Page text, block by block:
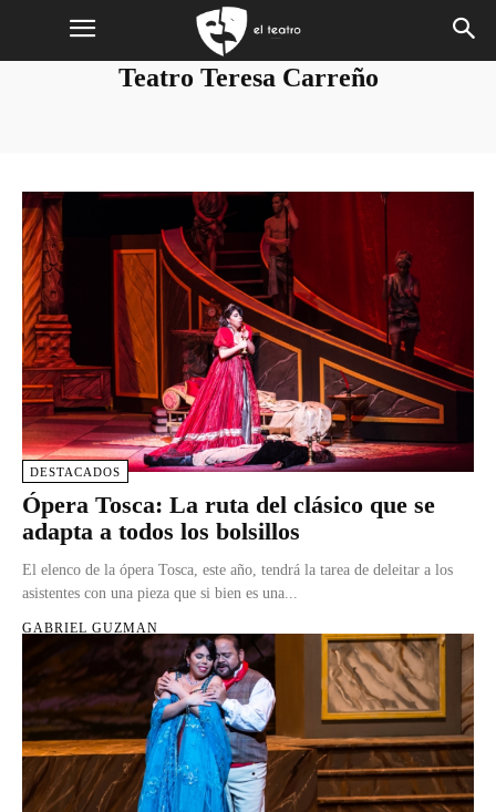
Teatro Teresa Carreño
DESTACADOS
Ópera Tosca: La ruta del clásico que se
adapta a todos los bolsillos
El elenco de la ópera Tosca, este año, tendrá la tarea de deleitar a los
asistentes con una pieza que si bien es una...
GABRIEL GUZMAN